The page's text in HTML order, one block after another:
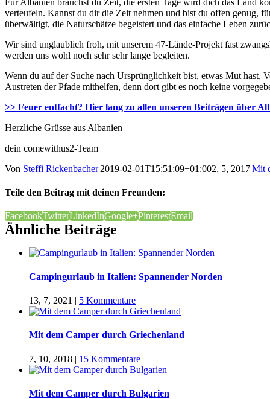
Für Albanien brauchst du Zeit, die ersten Tage wird dich das Land
verteufeln. Kannst du dir die Zeit nehmen und bist du offen genug,
überwältigt, die Naturschätze begeistert und das einfache Leben
Wir sind unglaublich froh, mit unserem 47-Lände-Projekt fast
werden uns wohl noch sehr sehr lange begleiten.
Wenn du auf der Suche nach Ursprünglichkeit bist, etwas Mut hast,
Austreten der Pfade mithelfen, denn dort gibt es noch keine
>> Feuer entfacht? Hier lang zu allen unseren Beiträgen über
Herzliche Grüsse aus Albanien
dein comewithus2-Team
Von Steffi Rickenbacher|2019-02-01T15:51:09+01:002, 5, 2017|Mit
Teile den Beitrag mit deinen Freunden:
FacebookTwitterLinkedInGoogle+PinterestEmail
Ähnliche Beiträge
Campingurlaub in Italien: Spannender Norden
13, 7, 2021 | 5 Kommentare
Mit dem Camper durch Griechenland
7, 10, 2018 | 15 Kommentare
Mit dem Camper durch Bulgarien